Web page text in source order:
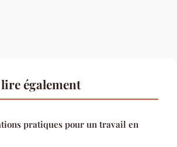
également
pratiques pour un travail en